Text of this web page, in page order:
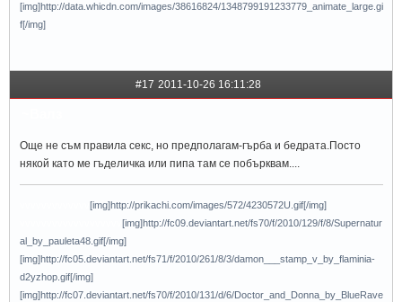
[img]http://data.whicdn.com/images/38616824/1348799191233779_animate_large.gi
f[/img]
#17 2011-10-26 16:11:28
Още не съм правила секс, но предполагам-гърба и бедрата.Посто
някой като ме гъделичка или пипа там се побърквам....
[img]http://prikachi.com/images/572/4230572U.gif[/img]
[img]http://fc09.deviantart.net/fs70/f/2010/129/f/8/Supernatur
al_by_pauleta48.gif[/img]
[img]http://fc05.deviantart.net/fs71/f/2010/261/8/3/damon___stamp_v_by_flaminia-
d2yzhop.gif[/img]
[img]http://fc07.deviantart.net/fs70/f/2010/131/d/6/Doctor_and_Donna_by_BlueRave